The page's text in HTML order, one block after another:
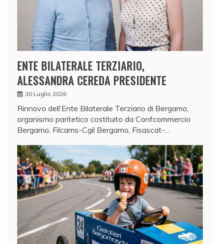
ENTE BILATERALE TERZIARIO,
ALESSANDRA CEREDA PRESIDENTE
30 Luglio 2026
Rinnovo dell’Ente Bilaterale Terziario di Bergamo,
organismo paritetico costituito da Confcommercio
Bergamo, Filcams-Cgil Bergamo, Fisascat-…